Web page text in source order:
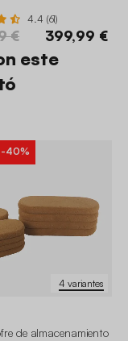
4.4 (61)
€ 399,99 €
este
4 variantes
-40%
de almacenamiento